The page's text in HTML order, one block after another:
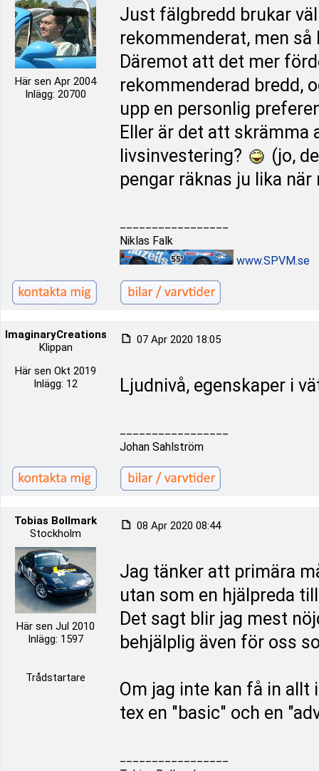
Här sen Apr 2004
Inlägg: 20700
Just fälgbredd brukar
rekommenderat, men så
Däremot att det mer
rekommenderad bredd,
upp en personlig
Eller är det att skrämma
livsinvestering?
(jo,
pengar räknas ju lika
Niklas Falk
www.SPVM.se
ImaginaryCreations
Klippan
Här sen Okt 2019
Inlägg: 12
07 Apr 2020 18:05
Ljudnivå, egenskaper i
Johan Sahlström
Tobias Bollmark
Stockholm
Här sen Jul 2010
Inlägg: 1597
Trådstartare
08 Apr 2020 08:44
Jag tänker att primära
utan som en hjälpreda
Det sagt blir jag mest
behjälplig även för oss
Om jag inte kan få in allt
tex en "basic" och en